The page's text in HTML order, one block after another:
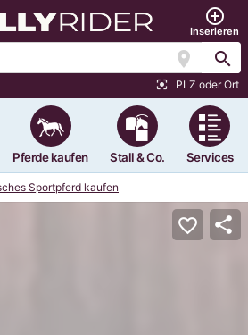
add_circle_outline
Inserieren
location_on search
center_focus_strong PLZ oder Ort
Pferde kaufen Stall & Co. Services
Sportpferd kaufen
favorite_border share